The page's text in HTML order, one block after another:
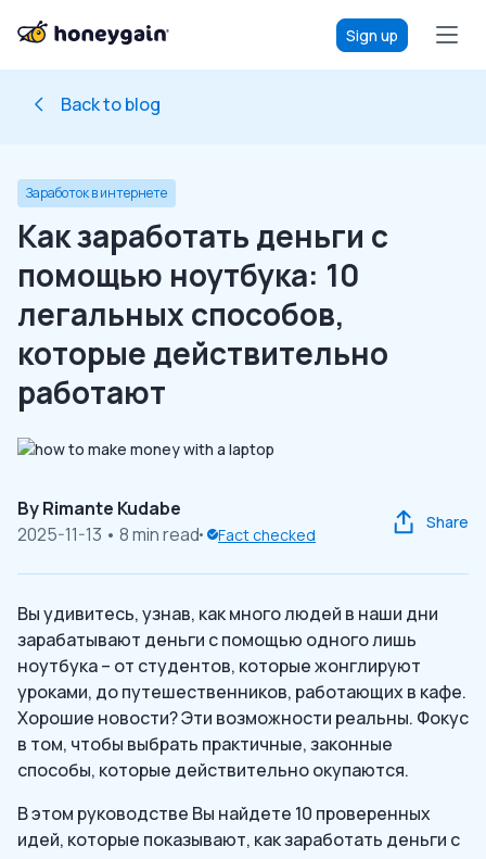
Sign up
Back to blog
Заработок в интернете
Как заработать деньги с
помощью ноутбука: 10
легальных способов,
которые действительно
работают
ByRimante Kudabe
2025-11-13 • 8 min read Fact checked
Share
Вы удивитесь, узнав, как много людей в наши дни
зарабатывают деньги с помощью одного лишь
ноутбука – от студентов, которые жонглируют
уроками, до путешественников, работающих в кафе.
Хорошие новости? Эти возможности реальны. Фокус
в том, чтобы выбрать практичные, законные
способы, которые действительно окупаются.
В этом руководстве Вы найдете 10 проверенных
идей, которые показывают, как заработать деньги с